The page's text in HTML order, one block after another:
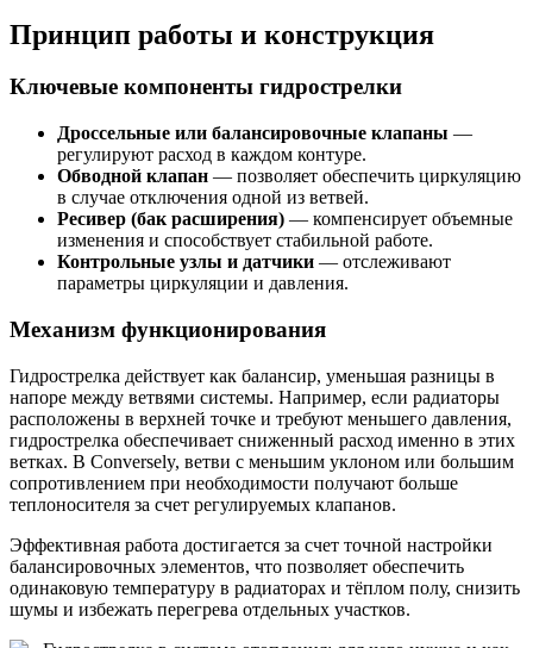
Принцип работы и конструкция
Ключевые компоненты гидрострелки
Дроссельные или балансировочные клапаны —
регулируют расход в каждом контуре.
Обводной клапан — позволяет обеспечить циркуляцию
в случае отключения одной из ветвей.
Ресивер (бак расширения) — компенсирует объемные
изменения и способствует стабильной работе.
Контрольные узлы и датчики — отслеживают
параметры циркуляции и давления.
Механизм функционирования
Гидрострелка действует как балансир, уменьшая разницы в
напоре между ветвями системы. Например, если радиаторы
расположены в верхней точке и требуют меньшего давления,
гидрострелка обеспечивает сниженный расход именно в этих
ветках. В Conversely, ветви с меньшим уклоном или большим
сопротивлением при необходимости получают больше
теплоносителя за счет регулируемых клапанов.
Эффективная работа достигается за счет точной настройки
балансировочных элементов, что позволяет обеспечить
одинаковую температуру в радиаторах и тёплом полу, снизить
шумы и избежать перегрева отдельных участков.